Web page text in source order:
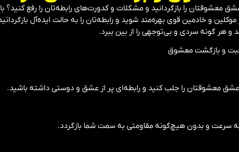
معشوقتان را بازگردانید و مشکلات و کدورت‌های رابطه‌تان را رفع
و خادمین قوی بهره‌مند شوید و رابطه‌تان را به حالت ایده‌آل
و هر گونه سردی و بی‌توجهی را از بین ببرد.
و بازگشت معشوق
معشوقتان را جلب کنید و رابطه‌ای پر از عشق و دوستی داشته باشید.
سرعت و بدون هیچ‌گونه مقاومتی به سمت شما بازگردد.